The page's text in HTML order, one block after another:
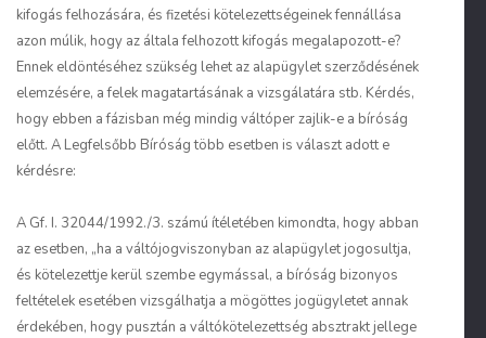
kifogás felhozására, és fizetési kötelezettségeinek fennállása
azon múlik, hogy az általa felhozott kifogás megalapozott-e?
Ennek eldöntéséhez szükség lehet az alapügylet szerződésének
elemzésére, a felek magatartásának a vizsgálatára stb. Kérdés,
hogy ebben a fázisban még mindig váltóper zajlik-e a bíróság
előtt. A Legfelsőbb Bíróság több esetben is választ adott e
kérdésre:
A Gf. I. 32044/1992./3. számú ítéletében kimondta, hogy abban
az esetben, „ha a váltójogviszonyban az alapügylet jogosultja,
és kötelezettje kerül szembe egymással, a bíróság bizonyos
feltételek esetében vizsgálhatja a mögöttes jogügyletet annak
érdekében, hogy pusztán a váltókötelezettség absztrakt jellege